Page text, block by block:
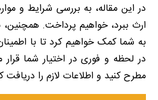
در این مقاله، به بررسی شرایط و
ارث ببرد، خواهیم پرداخت.
به شما کمک خواهیم کرد تا با
در لحظه و فوری در اختیار شما
مطرح کنید و اطلاعات لازم را دریافت